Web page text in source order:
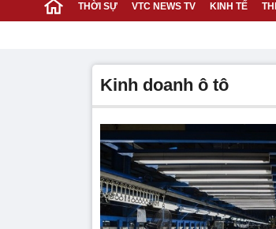
THỜI SỰ VTC NEWS TV KINH TẾ
kinh doanh ô tô